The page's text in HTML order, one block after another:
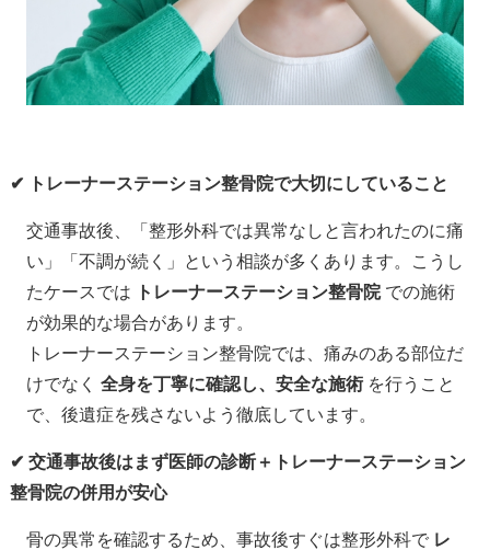
✔ トレーナーステーション整骨院で大切にしていること
交通事故後、「整形外科では異常なしと言われたのに痛
い」「不調が続く」という相談が多くあります。こうし
たケースでは
トレーナーステーション整骨院での施術
が効果的な場合があります。
トレーナーステーション整骨院では、痛みのある部位だ
けでなく 全身を丁寧に確認し、安全な施術を行うこと
で、後遺症を残さないよう徹底しています。
✔ 交通事故後はまず医師の診断＋トレーナーステーション
整骨院の併用が安心
骨の異常を確認するため、事故後すぐは整形外科で レ